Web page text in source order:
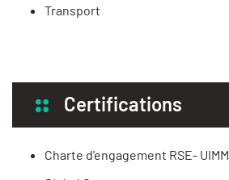
Transport
Certifications
Charte d'engagement RSE- UIMM